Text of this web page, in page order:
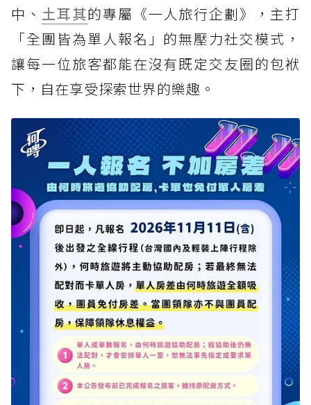
中、 土耳其的專屬《一人旅行企劃》，主打
「全團皆為單人報名」的無壓力社交模式，
讓每一位旅客都能在沒有既定交友圈的包袱
下，自在享受探索世界的樂趣。